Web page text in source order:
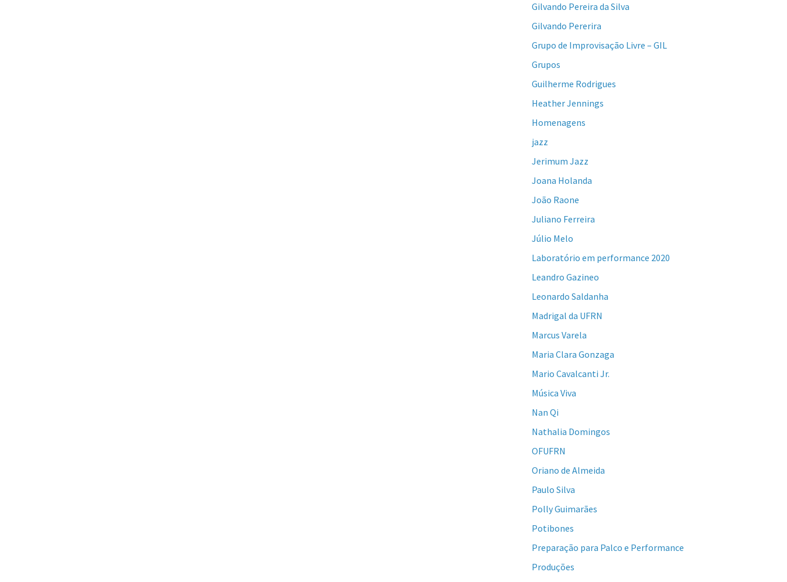
Gilvando Pereira da Silva
Gilvando Pererira
Grupo de Improvisação Livre – GIL
Grupos
Guilherme Rodrigues
Heather Jennings
Homenagens
jazz
Jerimum Jazz
Joana Holanda
João Raone
Juliano Ferreira
Júlio Melo
Laboratório em performance 2020
Leandro Gazineo
Leonardo Saldanha
Madrigal da UFRN
Marcus Varela
Maria Clara Gonzaga
Mario Cavalcanti Jr.
Música Viva
Nan Qi
Nathalia Domingos
OFUFRN
Oriano de Almeida
Paulo Silva
Polly Guimarães
Potibones
Preparação para Palco e Performance
Produções